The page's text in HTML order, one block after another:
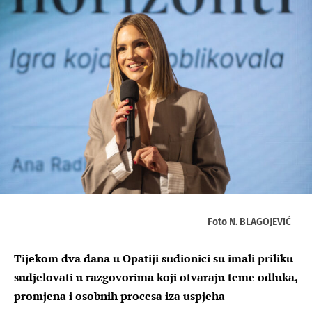
Foto N. BLAGOJEVIĆ
Tijekom dva dana u Opatiji sudionici su imali priliku
sudjelovati u razgovorima koji otvaraju teme odluka,
promjena i osobnih procesa iza uspjeha